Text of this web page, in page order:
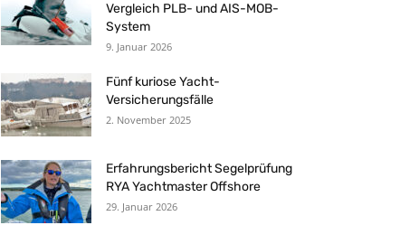
Vergleich PLB- und AIS-MOB-
System
9. Januar 2026
Fünf kuriose Yacht-
Versicherungsfälle
2. November 2025
Erfahrungsbericht Segelprüfung
RYA Yachtmaster Offshore
29. Januar 2026